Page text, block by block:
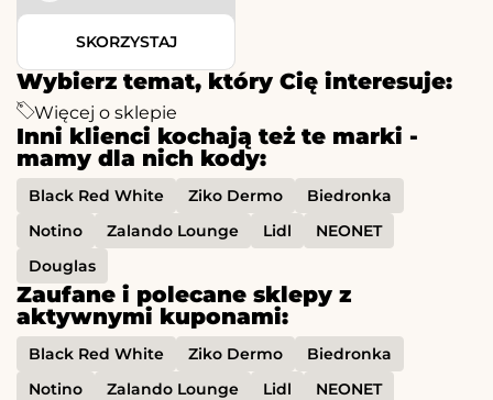
Wybierz temat, który Cię interesuje:
Więcej o sklepie
Inni klienci kochają też te marki -
mamy dla nich kody:
Black Red White Ziko Dermo
Biedronka
Notino
Zalando Lounge Lidl
NEONET
Douglas
Zaufane i polecane sklepy z
aktywnymi kuponami:
Black Red White Ziko Dermo
Biedronka
Notino
Zalando Lounge Lidl
NEONET
SKORZYSTAJ